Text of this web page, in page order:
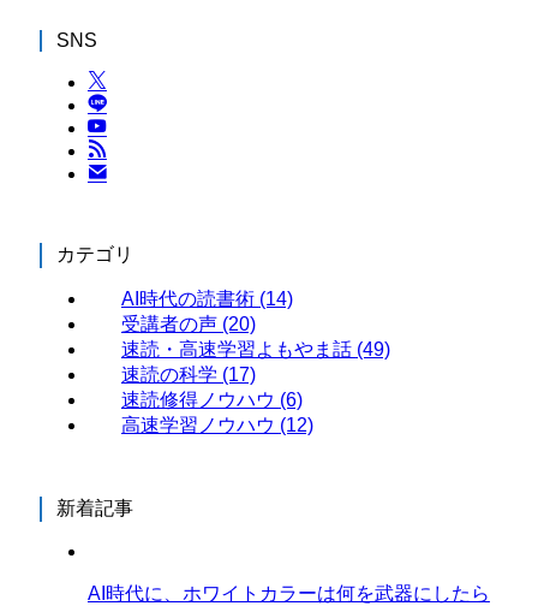
SNS
カテゴリ
AI時代の読書術 (14)
受講者の声 (20)
速読・高速学習よもやま話 (49)
速読の科学 (17)
速読修得ノウハウ (6)
高速学習ノウハウ (12)
新着記事
AI時代に、ホワイトカラーは何を武器にしたら